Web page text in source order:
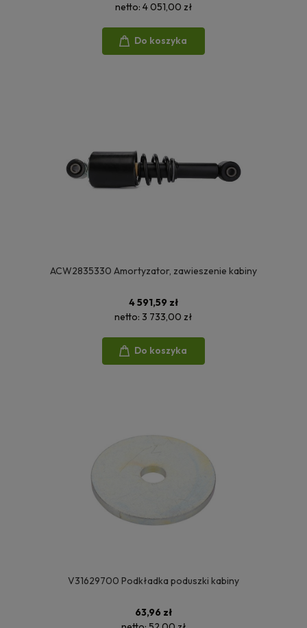
netto: 4 051,00 zł
Do koszyka
ACW2835330 Amortyzator, zawieszenie kabiny
4 591,59 zł
netto: 3 733,00 zł
Do koszyka
V31629700 Podkładka poduszki kabiny
63,96 zł